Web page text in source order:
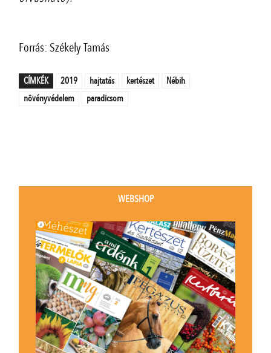
Forrás: Székely Tamás
CÍMKÉK 2019 hajtatás kertészet
Nébih
növényvédelem
paradicsom
WEBSHOP